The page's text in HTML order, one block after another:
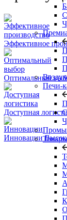
Печи-
Эффективное
Оптимальный
Доступная
Инновации